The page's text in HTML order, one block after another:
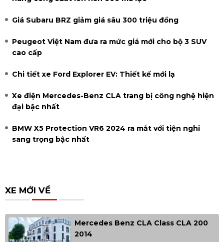
Giá Subaru BRZ giảm giá sâu 300 triệu đồng
Peugeot Việt Nam đưa ra mức giá mới cho bộ 3 SUV
cao cấp
Chi tiết xe Ford Explorer EV: Thiết kế mới lạ
Xe điện Mercedes-Benz CLA trang bị công nghệ hiện
đại bậc nhất
BMW X5 Protection VR6 2024 ra mắt với tiện nghi
sang trọng bậc nhất
XE MỚI VỀ
Mercedes Benz CLA Class CLA 200
2014